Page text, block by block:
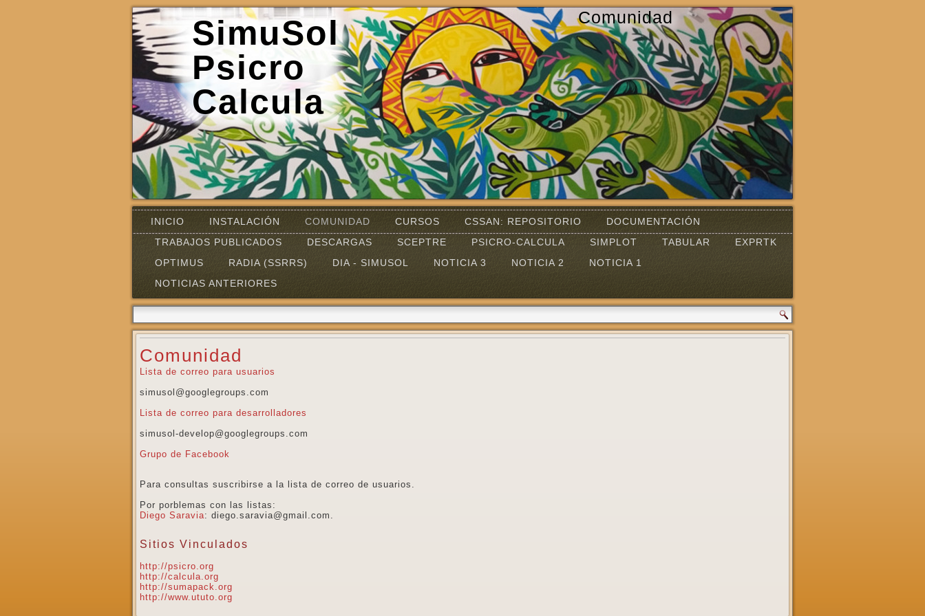
Comunidad
SimuSol
Psicro
Calcula
INICIO INSTALACIÓN COMUNIDAD CURSOS CSSAN: REPOSITORIO
DOCUMENTACIÓN
TRABAJOS PUBLICADOS
DESCARGAS SCEPTRE PSICRO-CALCULA SIMPLOT TABULAR
EXPRTK
OPTIMUS
RADIA (SSRRS) DIA - SIMUSOL NOTICIA 3 NOTICIA 2
NOTICIA 1
NOTICIAS ANTERIORES
Comunidad
Lista de correo para usuarios
simusol@googlegroups.com
Lista de correo para desarrolladores
simusol-develop@googlegroups.com
Grupo de Facebook
Para consultas suscribirse a la lista de correo de usuarios.
Por porblemas con las listas:
Diego Saravia: diego.saravia@gmail.com.
Sitios Vinculados
http://psicro.org
http://calcula.org
http://sumapack.org
http://www.ututo.org